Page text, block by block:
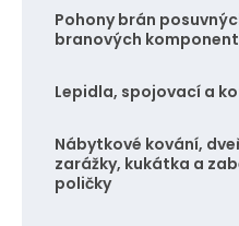
Pohony brán
branových
Lepidla, spojovací a
Nábytkové kování,
zarážky, kukátka a
poličky